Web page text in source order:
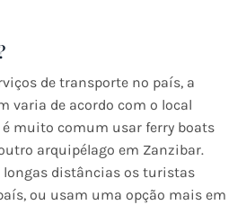
de transporte no país, a
varia de acordo com o local
é muito comum usar ferry boats
arquipélago em Zanzibar.
longas distâncias os turistas
ou usam uma opção mais em